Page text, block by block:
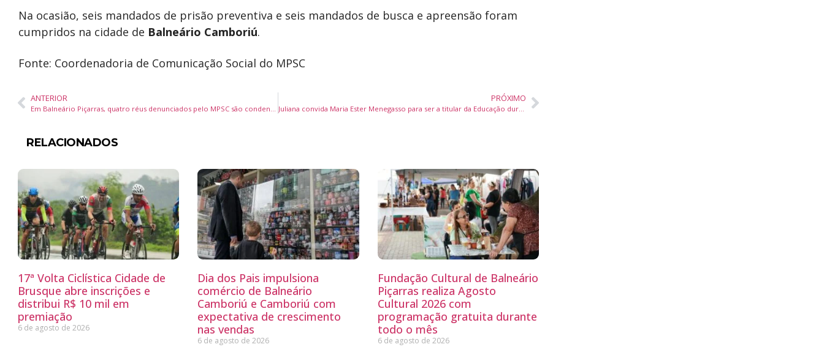
Na ocasião, seis mandados de prisão preventiva e seis mandados de busca e apreensão foram
cumpridos na cidade de Balneário Camboriú.
Fonte: Coordenadoria de Comunicação Social do MPSC
ANTERIOR PRÓXIMO
RELACIONADOS
17ª Volta Ciclística Cidade de
Brusque abre inscrições e
distribui R$ 10 mil em
premiação
6 de agosto de 2026
Dia dos Pais impulsiona
comércio de Balneário
Camboriú e Camboriú com
expectativa de crescimento
nas vendas
6 de agosto de 2026
Fundação Cultural de Balneário
Piçarras realiza Agosto
Cultural 2026 com
programação gratuita durante
todo o mês
6 de agosto de 2026